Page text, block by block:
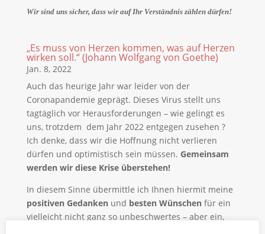
Wir sind uns sicher, dass wir auf Ihr Verständnis zählen dürfen!
„Es muss von Herzen kommen, was auf Herzen
wirken soll.“ (Johann Wolfgang von Goethe)
Jan. 8, 2022
Auch das heurige Jahr war leider von der
Coronapandemie geprägt. Dieses Virus stellt uns
tagtäglich vor Herausforderungen – wie gelingt es
uns, trotzdem dem Jahr 2022 entgegen zusehen ?
Ich denke, dass wir die Hoffnung nicht verlieren
dürfen und optimistisch sein müssen. Gemeinsam
werden wir diese Krise überstehen!
In diesem Sinne übermittle ich Ihnen hiermit meine
positiven Gedanken und besten Wünschen für ein
vielleicht nicht ganz so unbeschwertes – aber ein,